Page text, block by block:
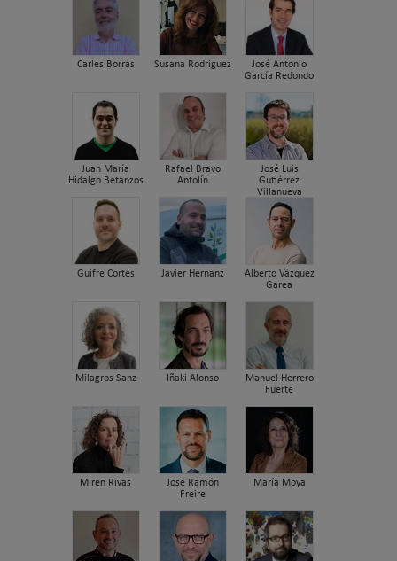
Carles Borrás Susana Rodriguez
José Antonio
García Redondo
Juan María
Hidalgo Betanzos
Rafael Bravo
Antolín
José Luis
Gutiérrez
Villanueva
Guifre Cortés Javier Hernanz
Alberto Vázquez
Garea
Milagros Sanz Iñaki Alonso
Manuel Herrero
Fuerte
Miren Rivas
José Ramón
Freire
María Moya